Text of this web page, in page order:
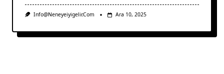
Info@neneyeiyigelir.com Ara 10, 2025